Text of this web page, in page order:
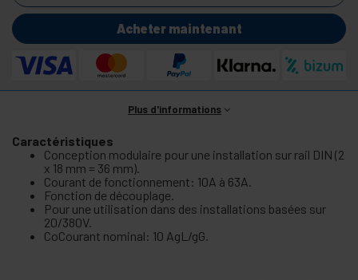
Acheter maintenant
Plus d'informations
Caractéristiques
Conception modulaire pour une installation sur rail DIN (2
x 18 mm = 36 mm).
Courant de fonctionnement: 10A à 63A.
Fonction de découplage.
Pour une utilisation dans des installations basées sur
20/380V.
CoCourant nominal: 10 AgL/gG.